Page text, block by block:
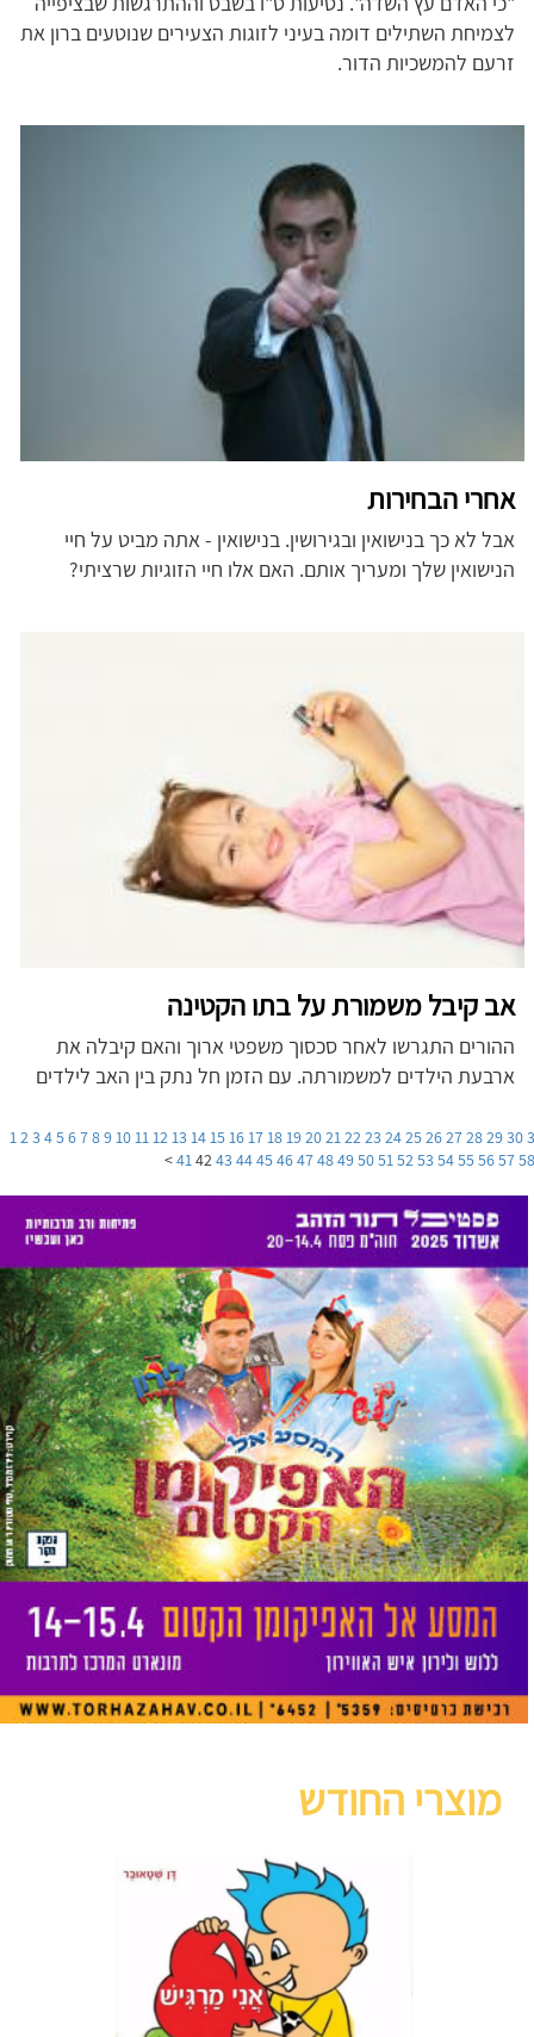
לצמיחת השתילים דומה בעיני לזוגות הצעירים שנוטעים ברון את
זרעם להמשכיות הדור.
אחרי הבחירות
אבל לא כך בנישואין ובגירושין. בנישואין - אתה מביט על חיי
הנישואין שלך ומעריך אותם. האם אלו חיי הזוגיות שרציתי?
אב קיבל משמורת על בתו הקטינה
ההורים התגרשו לאחר סכסוך משפטי ארוך והאם קיבלה את
ארבעת הילדים למשמורתה. עם הזמן חל נתק בין האב לילדים
1 2 3456789 10 11 12 13 14 15 16 17 18 192021 22 2324252627282930
41 42 434445464748495051 52 535455565758
>
מוצרי החודש